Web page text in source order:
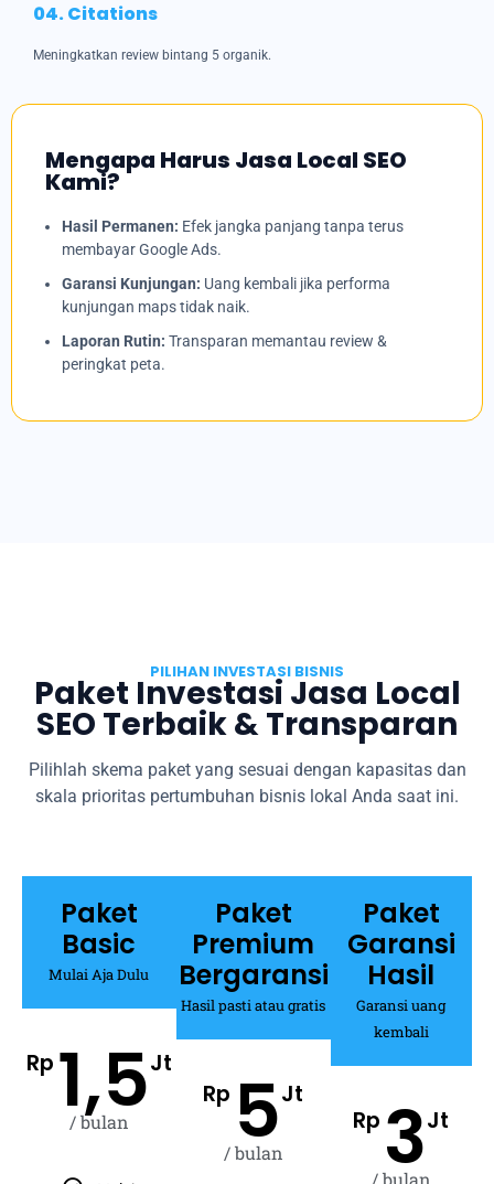
04. Citations
Meningkatkan review bintang 5 organik.
Mengapa Harus Jasa Local SEO
Kami?
Hasil Permanen: Efek jangka panjang tanpa terus
membayar Google Ads.
Garansi Kunjungan: Uang kembali jika performa
kunjungan maps tidak naik.
Laporan Rutin: Transparan memantau review &
peringkat peta.
PILIHAN INVESTASI BISNIS
Paket Investasi Jasa Local
SEO Terbaik & Transparan
Pilihlah skema paket yang sesuai dengan kapasitas dan
skala prioritas pertumbuhan bisnis lokal Anda saat ini.
Paket
Basic
Mulai Aja Dulu
Rp 1,5Jt
/ bulan
Paket
Premium
Bergaransi
Hasil pasti atau gratis
Rp 5Jt
/ bulan
Paket
Garansi
Hasil
Garansi uang
kembali
Rp 3Jt
/ bulan